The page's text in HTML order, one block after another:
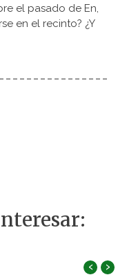
el pasado de En,
en el recinto? ¿Y
‹ ›